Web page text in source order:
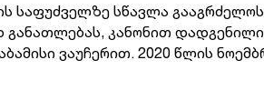
საფუძველზე სწავლა
კანონით
ვაუჩერით. 2020 წლის